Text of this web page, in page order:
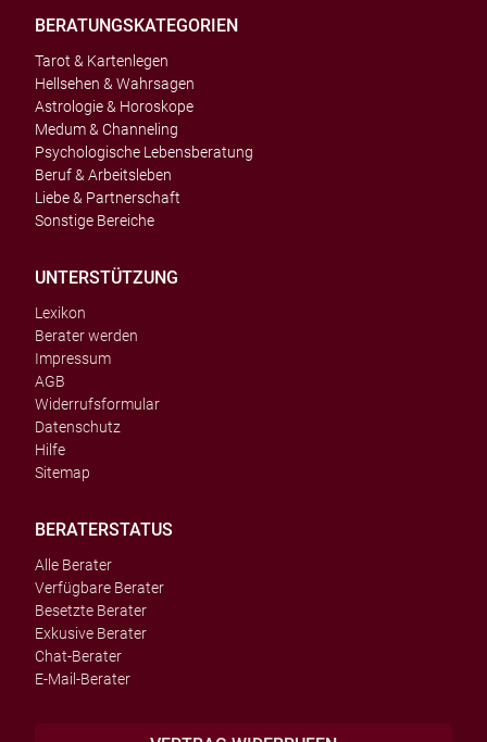
BERATUNGSKATEGORIEN
Tarot & Kartenlegen
Hellsehen & Wahrsagen
Astrologie & Horoskope
Medum & Channeling
Psychologische Lebensberatung
Beruf & Arbeitsleben
Liebe & Partnerschaft
Sonstige Bereiche
UNTERSTÜTZUNG
Lexikon
Berater werden
Impressum
AGB
Widerrufsformular
Datenschutz
Hilfe
Sitemap
BERATERSTATUS
Alle Berater
Verfügbare Berater
Besetzte Berater
Exkusive Berater
Chat-Berater
E-Mail-Berater